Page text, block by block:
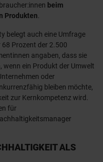
beim
Produkten
belegt auch eine Umfrage
68 Prozent der 2.500
angaben, dass sie
ein Produkt der Umwelt
oder
bleiben möchte,
zur Kernkompetenz wird.
für
ALS